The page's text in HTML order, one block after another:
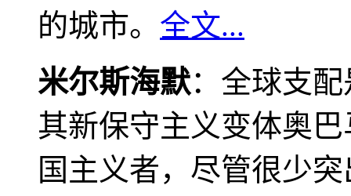
的城市。 全文...
米尔斯海默：全球支
其新保守主义变体奥
国主义者，尽管很少